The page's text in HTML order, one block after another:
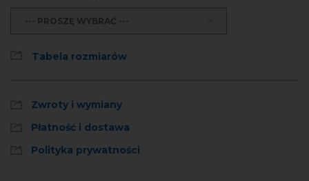
--- PROSZĘ WYBRAĆ ---
Tabela rozmiarów
Zwroty i wymiany
Płatność i dostawa
Polityka prywatności